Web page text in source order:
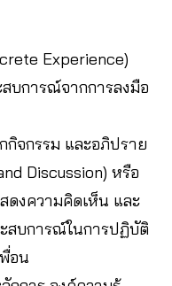
Experience)
บการณ์จากการลงมือ
จกรรม และอภิปราย
Discussion) หรือ
ดงความคิดเห็น และ
สบการณ์ในการปฏิบัติ
อน